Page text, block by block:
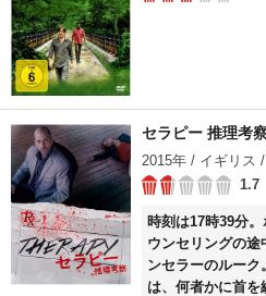
セラピー 推理考
2015年 / イギリス
1.7
時刻は17時39分
ウンセリングの途
ンセラーのルー
は、何者かに首を